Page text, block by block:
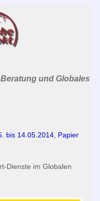
und Globales
bis 14.05.2014, Papier
Dienste im Globalen